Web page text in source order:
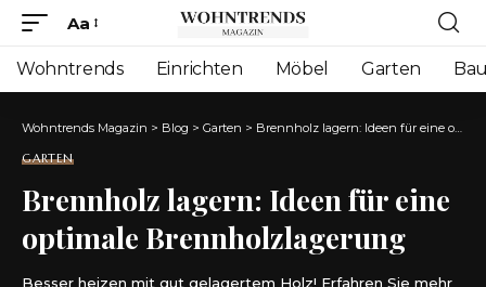
Font
Resizer
Aa
Wohntrends Einrichten Möbel Garten
Wohntrends Magazin > Blog > Garten > Brennholz lagern: Ideen für eine optimale Brennholzlagerung
GARTEN
Brennholz lagern: Ideen für eine
optimale Brennholzlagerung
Besser heizen mit gut gelagertem Holz! Erfahren Sie mehr